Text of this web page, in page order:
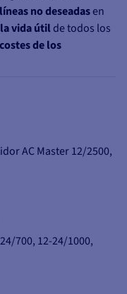
líneas no deseadasen
vida útilde todos los
delos
AC Master 12/2500,
700, 12-24/1000,